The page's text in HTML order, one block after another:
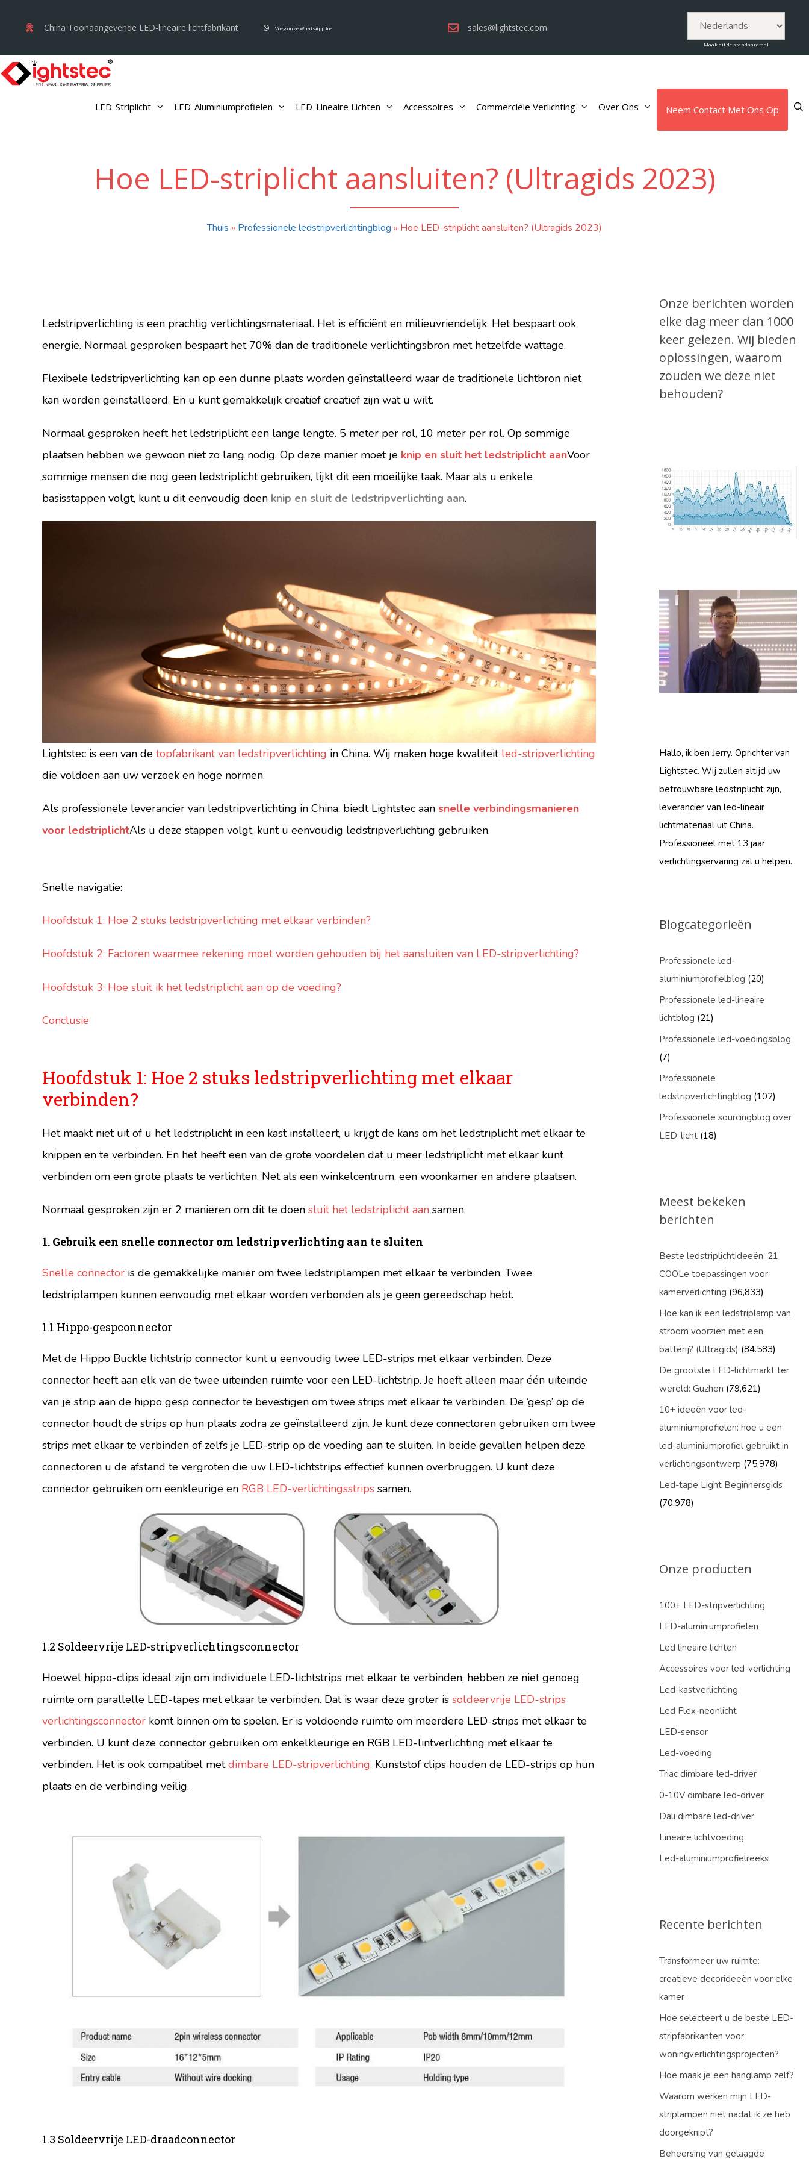
inhoud
China Toonaangevende LED-lineaire lichtfabrikant Voeg onze WhatsApp toe sales@lightstec.com
Maak dit de standaardtaal
LED-Striplicht LED-Aluminiumprofielen LED-Lineaire Lichten Accessoires Commerciële Verlichting Over Ons Neem Contact Met Ons Op
Hoe LED-striplicht aansluiten? (Ultragids 2023)
Thuis » Professionele ledstripverlichtingblog » Hoe LED-striplicht aansluiten? (Ultragids 2023)
Ledstripverlichting is een prachtig verlichtingsmateriaal. Het is efficiënt en milieuvriendelijk. Het bespaart ook
energie. Normaal gesproken bespaart het 70% dan de traditionele verlichtingsbron met hetzelfde wattage.
Flexibele ledstripverlichting kan op een dunne plaats worden geïnstalleerd waar de traditionele lichtbron niet
kan worden geïnstalleerd. En u kunt gemakkelijk creatief creatief zijn wat u wilt.
Normaal gesproken heeft het ledstriplicht een lange lengte. 5 meter per rol, 10 meter per rol. Op sommige
plaatsen hebben we gewoon niet zo lang nodig. Op deze manier moet je knip en sluit het ledstriplicht aanVoor
sommige mensen die nog geen ledstriplicht gebruiken, lijkt dit een moeilijke taak. Maar als u enkele
basisstappen volgt, kunt u dit eenvoudig doen knip en sluit de ledstripverlichting aan.
Lightstec is een van de topfabrikant van ledstripverlichting in China. Wij maken hoge kwaliteit led-stripverlichting
die voldoen aan uw verzoek en hoge normen.
Als professionele leverancier van ledstripverlichting in China, biedt Lightstec aan snelle verbindingsmanieren
voor ledstriplichtAls u deze stappen volgt, kunt u eenvoudig ledstripverlichting gebruiken.
Snelle navigatie:
Hoofdstuk 1: Hoe 2 stuks ledstripverlichting met elkaar verbinden?
Hoofdstuk 2: Factoren waarmee rekening moet worden gehouden bij het aansluiten van LED-stripverlichting?
Hoofdstuk 3: Hoe sluit ik het ledstriplicht aan op de voeding?
Conclusie
Hoofdstuk 1: Hoe 2 stuks ledstripverlichting met elkaar
verbinden?
Het maakt niet uit of u het ledstriplicht in een kast installeert, u krijgt de kans om het ledstriplicht met elkaar te
knippen en te verbinden. En het heeft een van de grote voordelen dat u meer ledstriplicht met elkaar kunt
verbinden om een ​​grote plaats te verlichten. Net als een winkelcentrum, een woonkamer en andere plaatsen.
Normaal gesproken zijn er 2 manieren om dit te doen sluit het ledstriplicht aan samen.
1. Gebruik een snelle connector om ledstripverlichting aan te sluiten
Snelle connector is de gemakkelijke manier om twee ledstriplampen met elkaar te verbinden. Twee
ledstriplampen kunnen eenvoudig met elkaar worden verbonden als je geen gereedschap hebt.
1.1 Hippo-gespconnector
Met de Hippo Buckle lichtstrip connector kunt u eenvoudig twee LED-strips met elkaar verbinden. Deze
connector heeft aan elk van de twee uiteinden ruimte voor een LED-lichtstrip. Je hoeft alleen maar één uiteinde
van je strip aan de hippo gesp connector te bevestigen om twee strips met elkaar te verbinden. De ‘gesp’ op de
connector houdt de strips op hun plaats zodra ze geïnstalleerd zijn. Je kunt deze connectoren gebruiken om twee
strips met elkaar te verbinden of zelfs je LED-strip op de voeding aan te sluiten. In beide gevallen helpen deze
connectoren u de afstand te vergroten die uw LED-lichtstrips effectief kunnen overbruggen. U kunt deze
connector gebruiken om eenkleurige en RGB LED-verlichtingsstrips samen.
1.2 Soldeervrije LED-stripverlichtingsconnector
Hoewel hippo-clips ideaal zijn om individuele LED-lichtstrips met elkaar te verbinden, hebben ze niet genoeg
ruimte om parallelle LED-tapes met elkaar te verbinden. Dat is waar deze groter is soldeervrije LED-strips
verlichtingsconnector komt binnen om te spelen. Er is voldoende ruimte om meerdere LED-strips met elkaar te
verbinden. U kunt deze connector gebruiken om enkelkleurige en RGB LED-lintverlichting met elkaar te
verbinden. Het is ook compatibel metdimbare LED-stripverlichting. Kunststof clips houden de LED-strips op hun
plaats en de verbinding veilig.
1.3 Soldeervrije LED-draadconnector
Onze berichten worden
elke dag meer dan 1000
keer gelezen. Wij bieden
oplossingen, waarom
zouden we deze niet
behouden?
Hallo, ik ben Jerry. Oprichter van
Lightstec. Wij zullen altijd uw
betrouwbare ledstriplicht zijn,
leverancier van led-lineair
lichtmateriaal uit China.
Professioneel met 13 jaar
verlichtingservaring zal u helpen.
Blogcategorieën
Professionele led-
aluminiumprofielblog (20)
Professionele led-lineaire
lichtblog (21)
Professionele led-voedingsblog
(7)
Professionele
ledstripverlichtingblog (102)
Professionele sourcingblog over
LED-licht (18)
Meest bekeken
berichten
Beste ledstriplichtideeën: 21
COOLe toepassingen voor
kamerverlichting (96,833)
Hoe kan ik een ledstriplamp van
stroom voorzien met een
batterij? (Ultragids) (84.583)
De grootste LED-lichtmarkt ter
wereld: Guzhen (79,621)
10+ ideeën voor led-
aluminiumprofielen: hoe u een
led-aluminiumprofiel gebruikt in
verlichtingsontwerp (75,978)
Led-tape Light Beginnersgids
(70,978)
Onze producten
100+ LED-stripverlichting
LED-aluminiumprofielen
Led lineaire lichten
Accessoires voor led-verlichting
Led-kastverlichting
Led Flex-neonlicht
LED-sensor
Led-voeding
Triac dimbare led-driver
0-10V dimbare led-driver
Dali dimbare led-driver
Lineaire lichtvoeding
Led-aluminiumprofielreeks
Recente berichten
Transformeer uw ruimte:
creatieve decorideeën voor elke
kamer
Hoe selecteert u de beste LED-
stripfabrikanten voor
woningverlichtingsprojecten?
Hoe maak je een hanglamp zelf?
Waarom werken mijn LED-
striplampen niet nadat ik ze heb
doorgeknipt?
Beheersing van gelaagde